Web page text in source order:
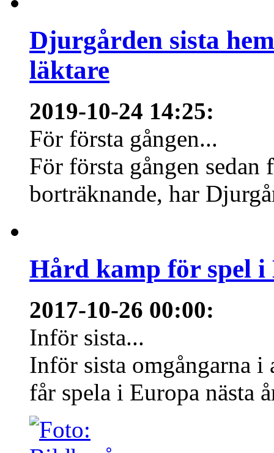
Djurgården sista
läktare
2019-10-24 14:25:
För första gången...
För första gången
borträknande, har
Hård kamp för spel i
2017-10-26 00:00:
Inför sista...
Inför sista omgångarna
får spela i Europa nästa